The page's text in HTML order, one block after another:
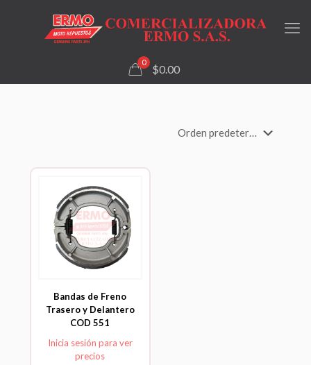
0
$0.00
Bandas de Freno
Trasero y Delantero
COD 551
Inicia sesión para ver
precios